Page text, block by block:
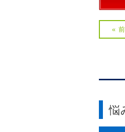
«
悩